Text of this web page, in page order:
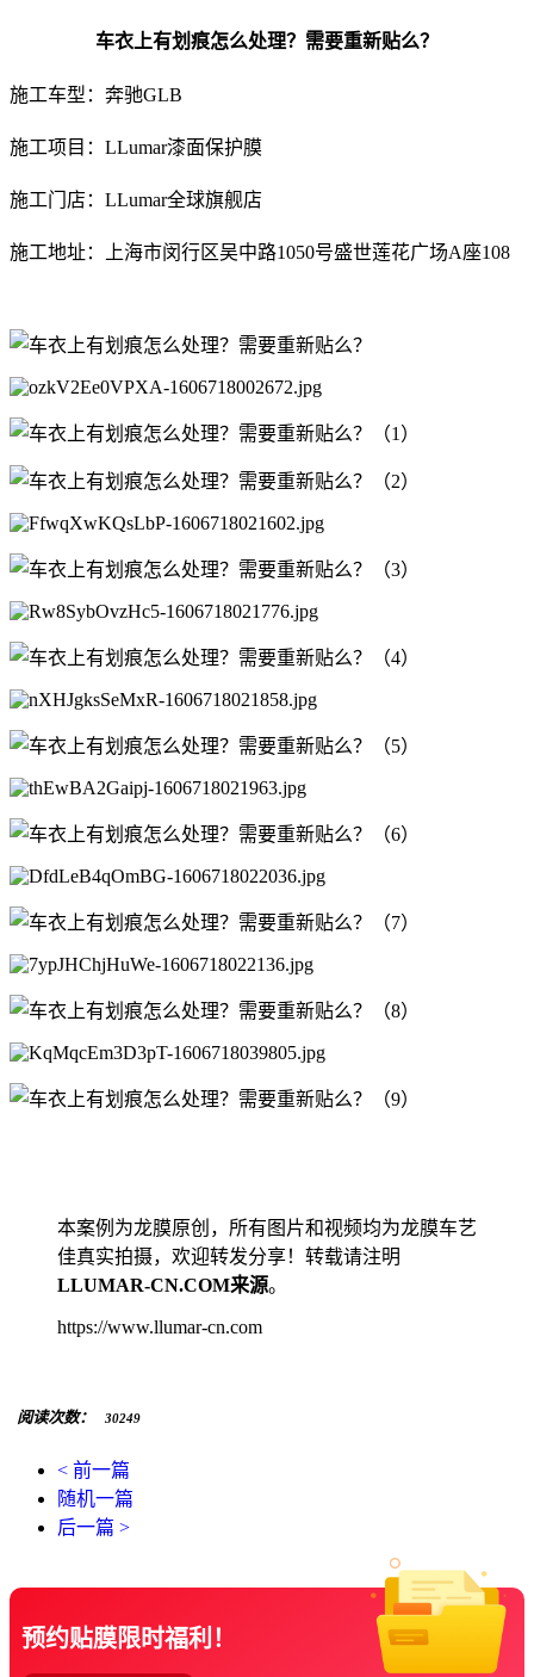
车衣上有划痕怎么处理？需要重新贴么？
施工车型：奔驰GLB
施工项目：LLumar漆面保护膜
施工门店：LLumar全球旗舰店
施工地址：上海市闵行区吴中路1050号盛世莲花广场A座108
本案例为龙膜原创，所有图片和视频均为龙膜车艺
佳真实拍摄，欢迎转发分享！转载请注明
LLUMAR-CN.COM来源。
https://www.llumar-cn.com
阅读次数： 30249
< 前一篇
随机一篇
后一篇 >
预约贴膜限时福利！